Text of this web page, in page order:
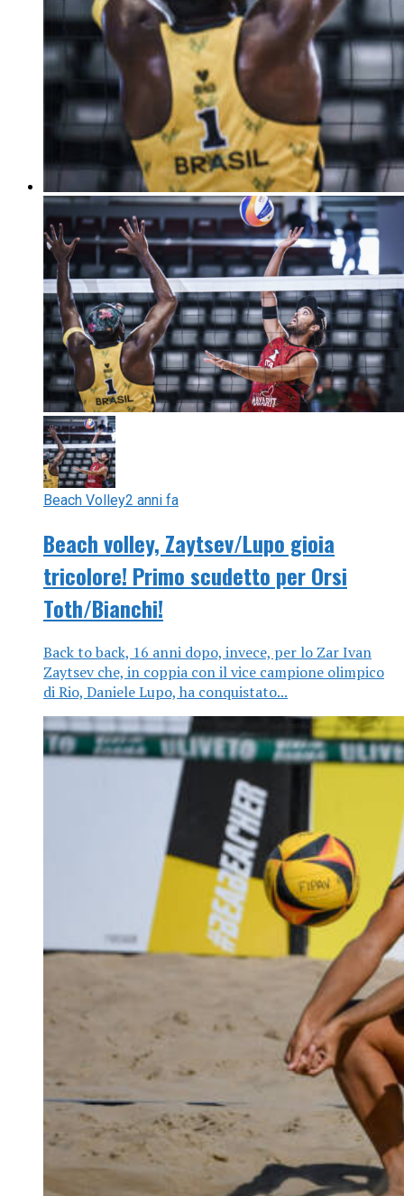
Beach Volley2 anni fa
Beach volley, Zaytsev/Lupo gioia
tricolore! Primo scudetto per Orsi
Toth/Bianchi!
Back to back, 16 anni dopo, invece, per lo Zar Ivan
Zaytsev che, in coppia con il vice campione olimpico
di Rio, Daniele Lupo, ha conquistato...